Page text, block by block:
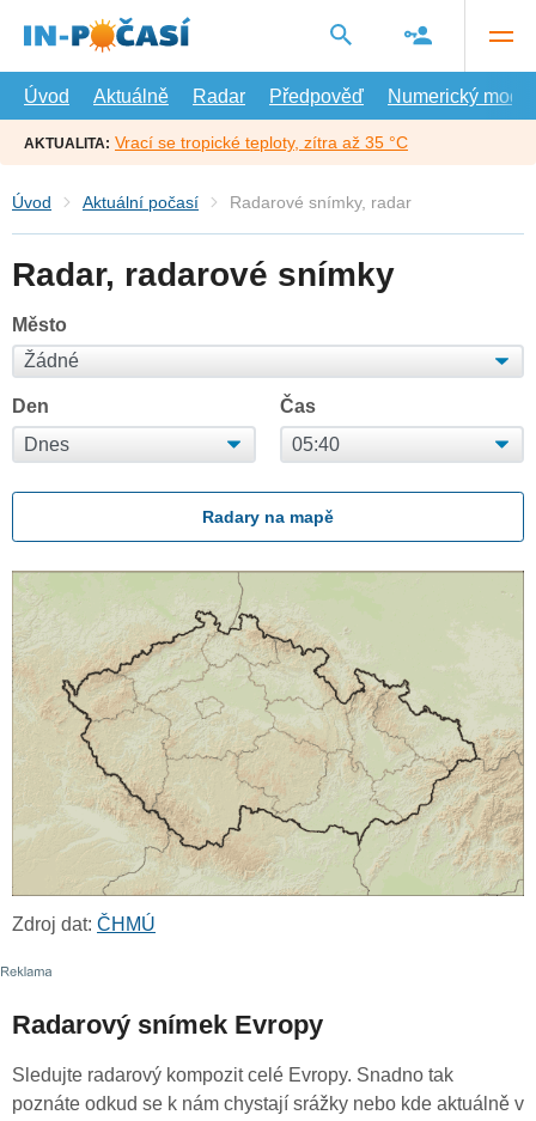
hlavní
Úvod
Aktuálně Radar Předpověď Numerický model
AKTUALITA: Vrací se tropické teploty, zítra až 35 °C
Úvod Aktuální počasí Radarové snímky, radar
Radar, radarové snímky
Město
Den Čas
Radary na mapě
Zdroj dat: ČHMÚ
Radarový snímek Evropy
Sledujte radarový kompozit celé Evropy. Snadno tak
poznáte odkud se k nám chystají srážky nebo kde aktuálně v